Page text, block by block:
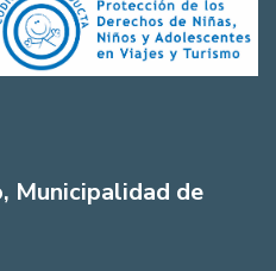
Municipalidad de